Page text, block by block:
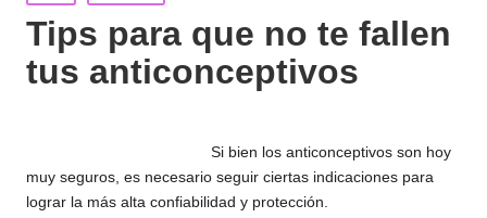
en
Tips para que no te fallen
tus anticonceptivos
Si bien los anticonceptivos son hoy
muy seguros, es necesario seguir ciertas indicaciones para
lograr la más alta confiabilidad y protección.